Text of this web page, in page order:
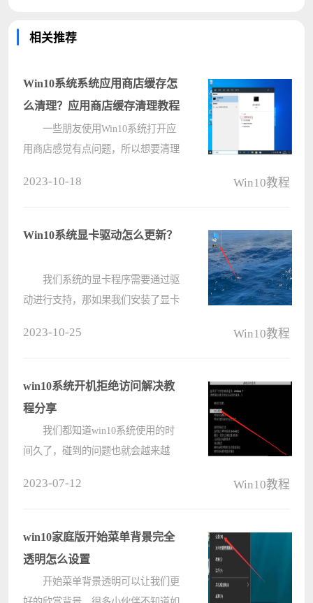
相关推荐
Win10系统系统应用商店缓存怎
么清理？应用商店缓存清理教程
一些朋友使用Win10系统打开应
用商店感觉有点问题，所以想要清理
下面给大家带来应用商店缓存清理教
2023-10-18 Win10教程
Win10系统显卡驱动怎么更新？
我们系统的显卡程序需要通过驱
动进行支持，那如果我们安装了显卡
家操作的方法，大家按照操作方法进
行????
2023-10-25 Win10教程
win10系统开机拒绝访问解决教
程分享
我们都知道win10系统使用的时
间久了，碰到的问题也就会越来越
有解决，那么win10系统开机拒绝访
问如何解????
2023-07-12 Win10教程
win10家庭版开始菜单背景完全
透明怎么设置
开始菜单背景透明可以让我们更